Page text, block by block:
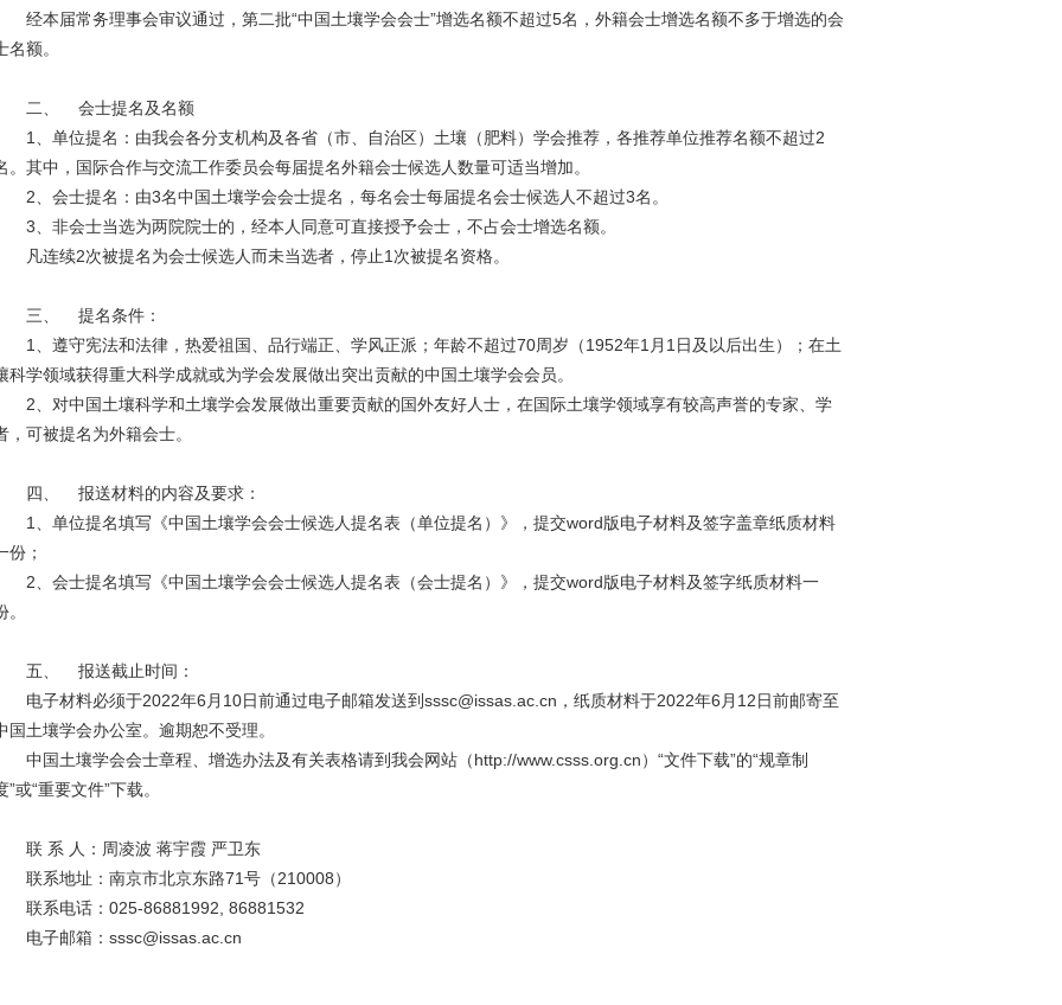
经本届常务理事会审议通过，第二批“中国土壤学会会士”增选名额不超过5名，外籍会士增选名额不多于增选的会
名额。
二、 会士提名及名额
1、单位提名：由我会各分支机构及各省（市、自治区）土壤（肥料）学会推荐，各推荐单位推荐名额不超过2
。其中，国际合作与交流工作委员会每届提名外籍会士候选人数量可适当增加。
2、会士提名：由3名中国土壤学会会士提名，每名会士每届提名会士候选人不超过3名。
3、非会士当选为两院院士的，经本人同意可直接授予会士，不占会士增选名额。
凡连续2次被提名为会士候选人而未当选者，停止1次被提名资格。
三、 提名条件：
1、遵守宪法和法律，热爱祖国、品行端正、学风正派；年龄不超过70周岁（1952年1月1日及以后出生）；在土
科学领域获得重大科学成就或为学会发展做出突出贡献的中国土壤学会会员。
2、对中国土壤科学和土壤学会发展做出重要贡献的国外友好人士，在国际土壤学领域享有较高声誉的专家、学
，可被提名为外籍会士。
四、 报送材料的内容及要求：
1、单位提名填写《中国土壤学会会士候选人提名表（单位提名）》，提交word版电子材料及签字盖章纸质材料
份；
2、会士提名填写《中国土壤学会会士候选人提名表（会士提名）》，提交word版电子材料及签字纸质材料一
。
五、 报送截止时间：
电子材料必须于2022年6月10日前通过电子邮箱发送到sssc@issas.ac.cn，纸质材料于2022年6月12日前邮寄至
国土壤学会办公室。逾期恕不受理。
中国土壤学会会士章程、增选办法及有关表格请到我会网站（http://www.csss.org.cn）“文件下载”的“规章制
”或“重要文件”下载。
联 系 人：周凌波 蒋宇霞 严卫东
联系地址：南京市北京东路71号（210008）
联系电话：025-86881992, 86881532
电子邮箱：sssc@issas.ac.cn